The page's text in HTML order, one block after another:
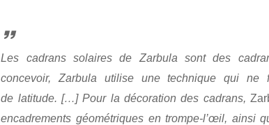
Les cadrans solaires de Zarbula sont des
concevoir, Zarbula utilise une technique qui ne
de latitude. […] Pour la décoration des cadrans,
encadrements géométriques en trompe-l’œil, ainsi